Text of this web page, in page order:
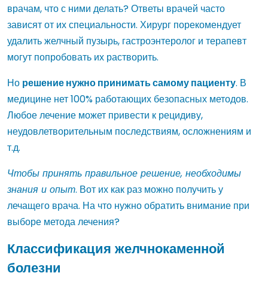
врачам, что с ними делать? Ответы врачей часто
зависят от их специальности. Хирург порекомендует
удалить желчный пузырь, гастроэнтеролог и терапевт
могут попробовать их растворить.
Но решение нужно принимать самому пациенту. В
медицине нет 100% работающих безопасных методов.
Любое лечение может привести к рецидиву,
неудовлетворительным последствиям, осложнениям и
т.д.
Чтобы принять правильное решение, необходимы
знания и опыт. Вот их как раз можно получить у
лечащего врача. На что нужно обратить внимание при
выборе метода лечения?
Классификация желчнокаменной
болезни